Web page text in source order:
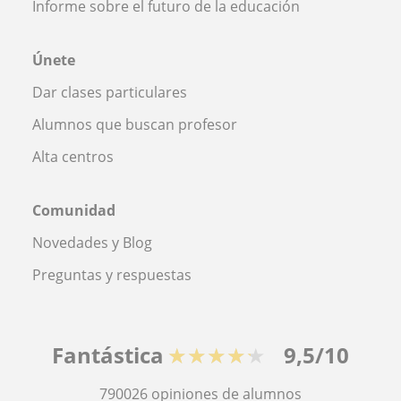
Informe sobre el futuro de la educación
Únete
Dar clases particulares
Alumnos que buscan profesor
Alta centros
Comunidad
Novedades y Blog
Preguntas y respuestas
Fantástica ★★★★★ 9,5/10
790026 opiniones de alumnos